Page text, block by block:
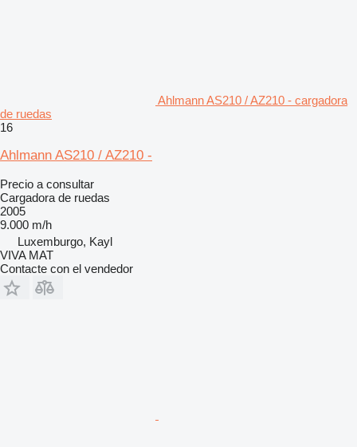
Ahlmann AS210 / AZ210 - cargadora
de ruedas
16
Ahlmann AS210 / AZ210 -
Precio a consultar
Cargadora de ruedas
2005
9.000 m/h
Luxemburgo, Kayl
VIVA MAT
Contacte con el vendedor